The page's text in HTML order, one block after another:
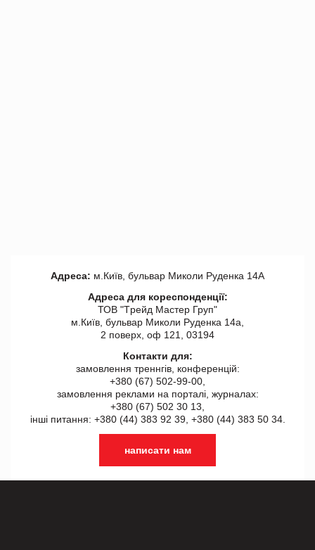
Адреса: м.Київ, бульвар Миколи Руденка 14А
Адреса для кореспонденції:
ТОВ "Tрейд Мастер Груп"
м.Київ, бульвар Миколи Руденка 14а,
2 поверх, оф 121, 03194
Контакти для:
замовлення треннгів, конференцій:
+380 (67) 502-99-00,
замовлення реклами на порталі, журналах:
+380 (67) 502 30 13,
інші питання: +380 (44) 383 92 39, +380 (44) 383 50 34.
написати нам